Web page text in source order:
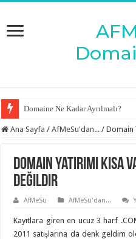
Domaine Ne Kadar Ayrılmalı?
Ana Sayfa / AfMeSu'dan... / Domain
Domain Yatırımı Kısa
Değildir
AfMeSu AfMeSu'dan...
Kayıtlara giren en ucuz 3 harf
2011 satışlarına da denk geldim